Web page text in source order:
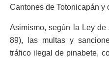
Cantones de Totonicapán y
Asimismo, según la Ley
89), las multas y
tráfico ilegal de pinabete,